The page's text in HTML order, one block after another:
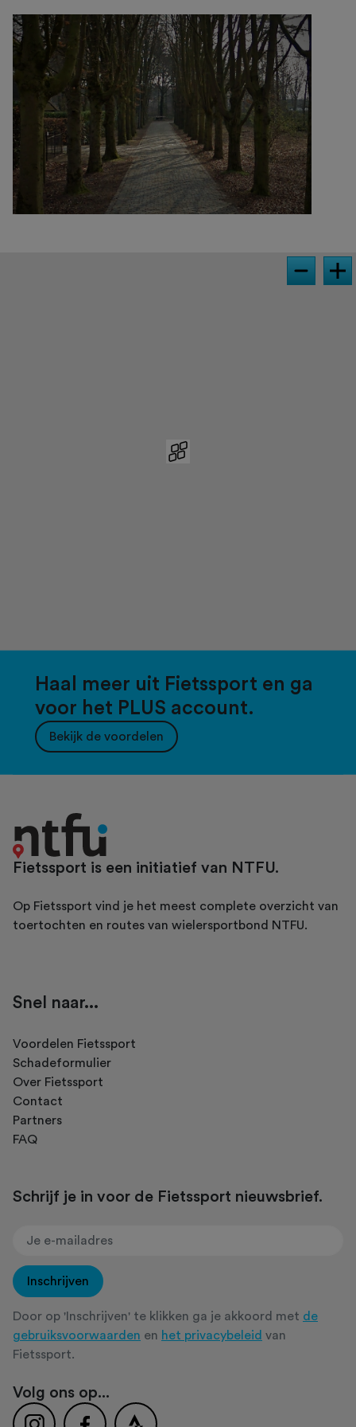
Haal meer uit Fietssport en ga
voor het PLUS account.
Bekijk de voordelen
Fietssport is een initiatief van NTFU.
Op Fietssport vind je het meest complete overzicht van
toertochten en routes van wielersportbond NTFU.
Snel naar...
Voordelen Fietssport
Schadeformulier
Over Fietssport
Contact
Partners
FAQ
Schrijf je in voor de Fietssport nieuwsbrief.
Inschrijven
Door op 'Inschrijven' te klikken ga je akkoord met de
gebruiksvoorwaarden en het privacybeleid van
Fietssport.
Volg ons op...